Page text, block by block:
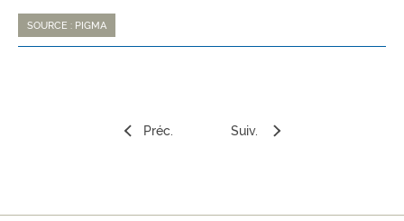
SOURCE : PIGMA
Préc. Suiv.